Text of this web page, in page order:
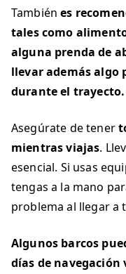
Tambiénes
tales como
alguna prenda de
llevar además algo
durante el trayecto.
Asegúrate de tener
mientras viajas.
esencial. Si usas
tengas a la mano
problema al llegar a
Algunos barcos
días de